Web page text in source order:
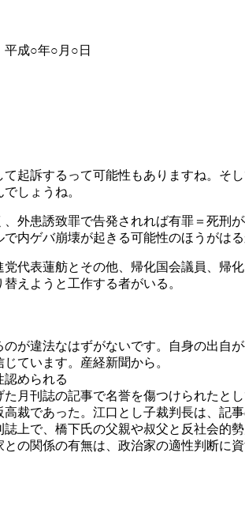
○月○日
起訴するって可能性もありますね。
しょうね。
外患誘致罪で告発されれば有罪＝死
内ゲバ崩壊が起きる可能性のほうがはる
代表蓮舫とその他、帰化国会議員、帰
えようと工作する者がいる。
が違法なはずがないです。自身の出
ています。産経新聞から。
められる
月刊誌の記事で名誉を傷つけられたと
裁であった。江口とし子裁判長は、記
上で、橋下氏の父親や叔父と反社会的勢
の関係の有無は、政治家の適性判断に